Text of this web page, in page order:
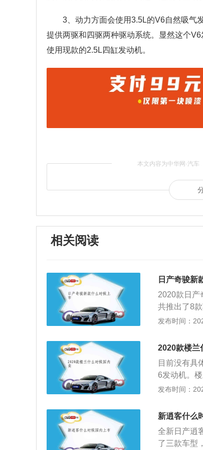
3、动力方面会使用3.5L的V6自然吸气
提供两驱和四驱两种驱动系统。显然这个
使用现款的2.5L四缸发动机。
本文内容为中华网·汽车
相关阅读
日产奇骏新
2020款日产
共推出了8
底。和2019
航和转向控
机，匹配
车型两种选
发布时间：
2020款楼兰
目前没有具
6发动机。
不多，汽车
具攻击力，
动感，除
向盘和大面
发布时间：
新逍客什么
全新日产逍
了三款车型